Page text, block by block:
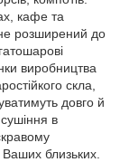
кафе та
не розширений до
виробництва
скла,
довго й
в
близьких.